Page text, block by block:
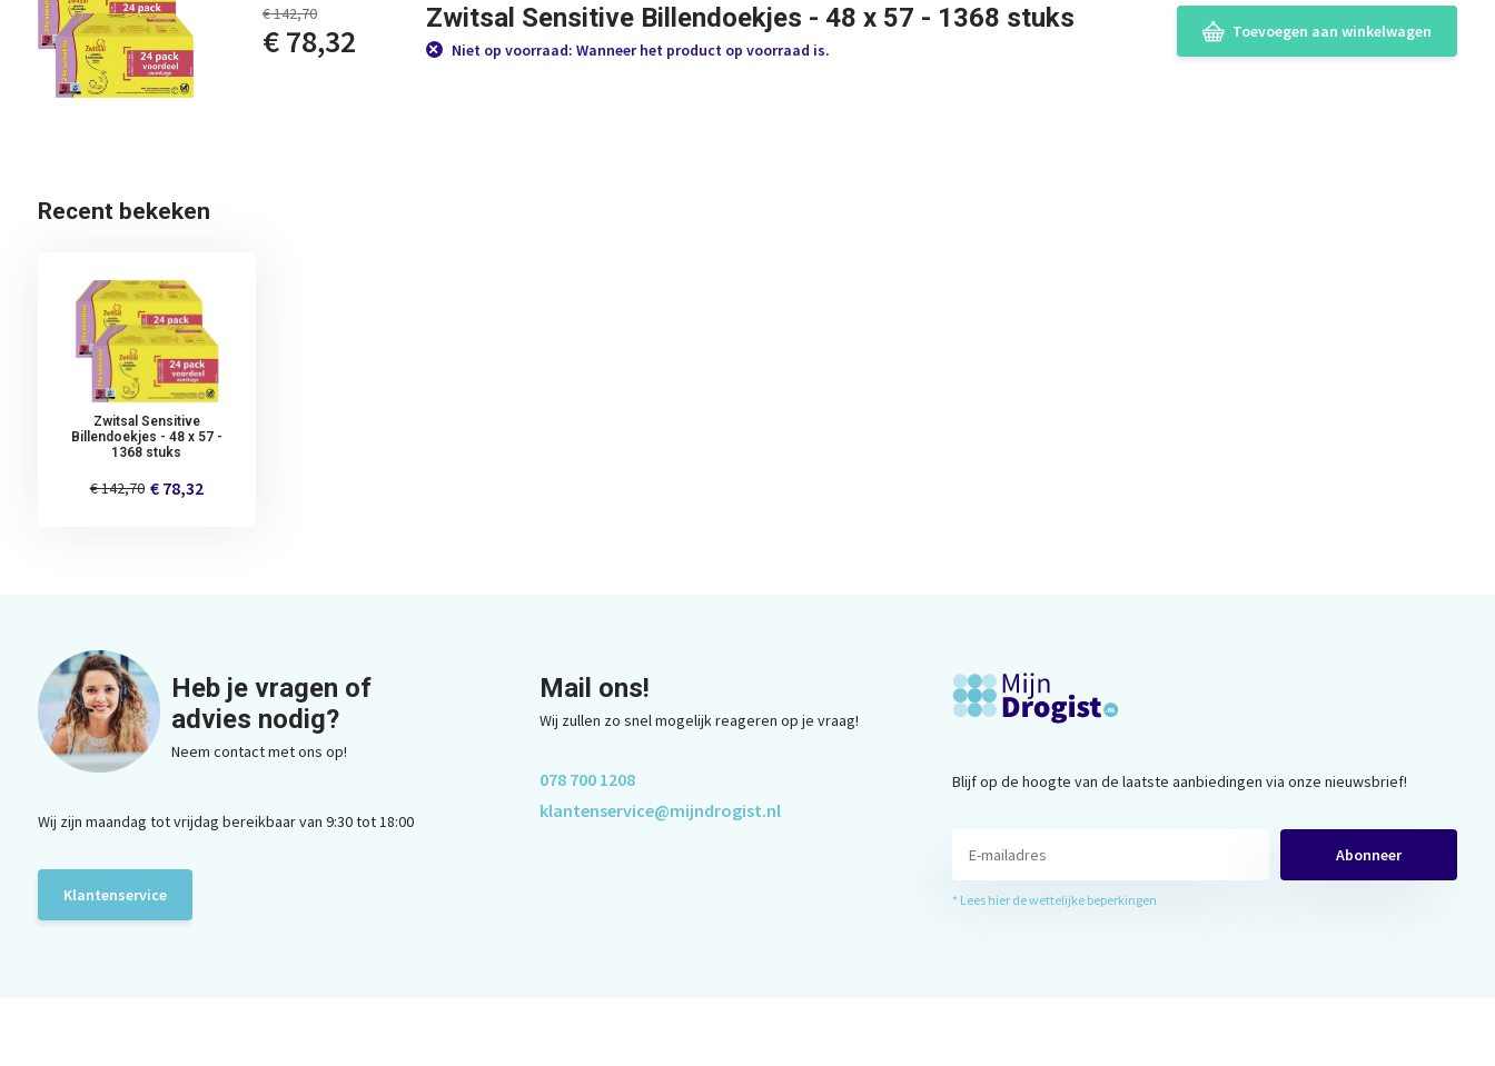
€ 142,70
€ 78,32
Zwitsal Sensitive Billendoekjes - 48 x 57 - 1368 stuks
Niet op voorraad: Wanneer het product op voorraad is.
Toevoegen aan winkelwagen
Recent bekeken
Zwitsal Sensitive
Billendoekjes - 48 x 57 -
1368 stuks
€ 142,70 € 78,32
Heb je vragen of
advies nodig?
Neem contact met ons op!
Wij zijn maandag tot vrijdag bereikbaar van 9:30 tot 18:00
Klantenservice
Mail ons!
Wij zullen zo snel mogelijk reageren op je vraag!
078 700 1208
klantenservice@mijndrogist.nl
Blijf op de hoogte van de laatste aanbiedingen via onze nieuwsbrief!
Abonneer
* Lees hier de wettelijke beperkingen